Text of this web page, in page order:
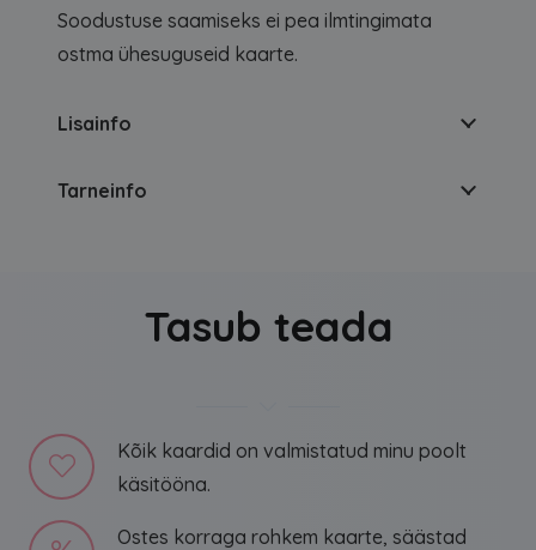
Soodustuse saamiseks ei pea ilmtingimata
ostma ühesuguseid kaarte.
Lisainfo
Tarneinfo
Tasub teada
Kõik kaardid on valmistatud minu poolt
käsitööna.
Ostes korraga rohkem kaarte, säästad